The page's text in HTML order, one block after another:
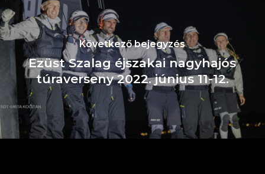
Következő bejegyzés
Ezüst Szalag éjszakai nagyhajós
túraverseny 2022. június 11-12.